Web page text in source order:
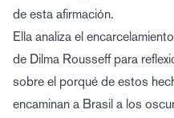
de esta afirmación.
Ella analiza el
de Dilma Rousseff para
sobre el porqué de estos
encaminan a Brasil a los